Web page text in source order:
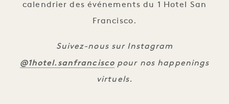
calendrier des événements du 1 Hotel San
Francisco.
Suivez-nous sur Instagram
@1hotel.sanfrancisco pour nos happenings
virtuels.